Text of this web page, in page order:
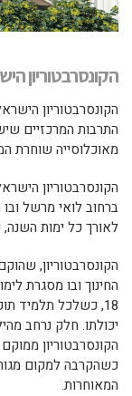
הקונסרבטוריון
הקונסרבטוריון
התרבות המרכזיים
מאוכלוסייה שוחרת
הקונסרבטוריון
ברחוב לואי מרשל
לאורך כל ימות
החינוך ובו מסגרת
18, כשלכל תלמיד
יכולתו. חלק נרחב
הקונסרבטוריון
כשהקרבה למקום
המאוחרות.